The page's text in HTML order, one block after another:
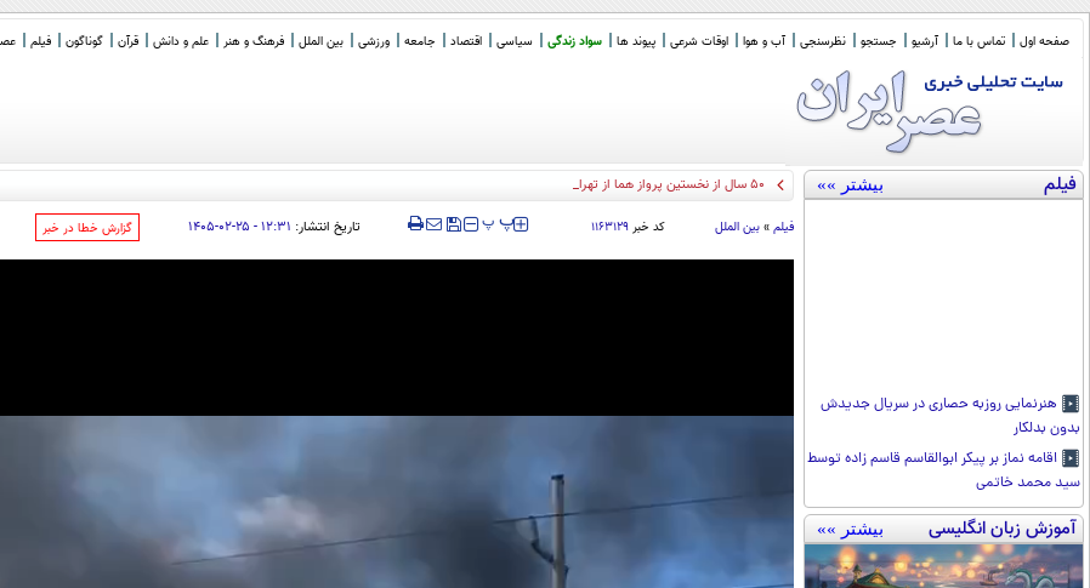
صفحه اول تماس با ما آرشیو جستجو نظرسنجی آب و هوا اوقات شرعی پیوند ها سواد زندگی سیاسی اقتصاد جامعه ورزشی بین الملل فرهنگ و هنر علم و دانش قرآن گوناگون فیلم
فیلم بیشتر »»
هنرنمایی روزبه حصاری در سریال جدیدش
بدون بدلکار
اقامه نماز بر پیکر ابوالقاسم قاسم زاده توسط
سید محمد خاتمی
آموزش زبان انگلیسی بیشتر »»
50 سال از نخستین پرواز هما از تهران به نیویورک گذشت/ مسافرا
فیلم » بین الملل کد خبر ۱۱۶۳۱۲۹ ‍‍‍ پ پ تاریخ انتشار: ۱۲:۳۱ - ۲۵-۰۲-۱۴۰۵ ‌گزارش خطا در خبر